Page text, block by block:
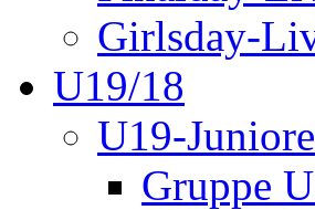
Girlsday-
U19/18
U19-
Gruppe